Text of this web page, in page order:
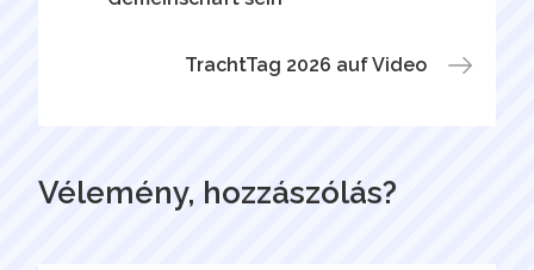
TrachtTag 2026 auf Video
Vélemény, hozzászólás?